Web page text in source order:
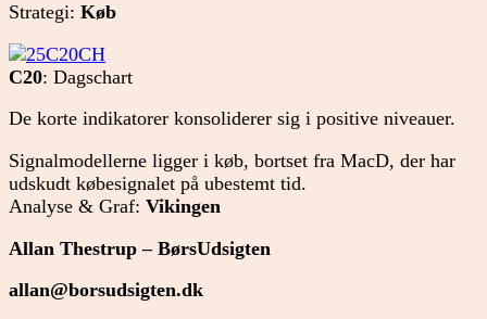
Strategi: Køb
C20: Dagschart
De korte indikatorer konsoliderer sig i positive niveauer.
Signalmodellerne ligger i køb, bortset fra MacD, der har
udskudt købesignalet på ubestemt tid.
Analyse & Graf: Vikingen
Allan Thestrup – BørsUdsigten
allan@borsudsigten.dk